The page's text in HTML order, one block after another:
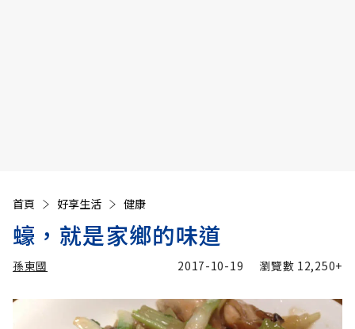
首頁 好享生活 健康
蠔，就是家鄉的味道
孫東國 2017-10-19 瀏覽數 12,250+